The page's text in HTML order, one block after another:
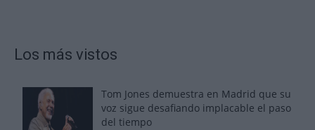
Los más vistos
Tom Jones demuestra en Madrid que su
voz sigue desafiando implacable el paso
del tiempo